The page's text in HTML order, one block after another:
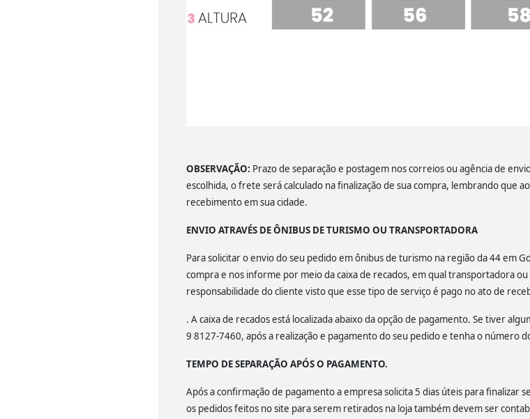
OBSERVAÇÃO: Prazo de separação e postagem nos correios ou agência de
escolhida, o frete será calculado na finalização de sua compra, lembrando
recebimento em sua cidade.
ENVIO ATRAVÉS DE ÔNIBUS DE TURISMO OU TRANSPORTADORA
Para solicitar o envio do seu pedido em ônibus de turismo na região da 44 em
compra e nos informe por meio da caixa de recados, em qual transportadora
responsabilidade do cliente visto que esse tipo de serviço é pago no ato de
. A caixa de recados está localizada abaixo da opção de pagamento. Se tiver
9 8127-7460, após a realização e pagamento do seu pedido e tenha o número
TEMPO DE SEPARAÇÃO APÓS O PAGAMENTO.
Após a confirmação de pagamento a empresa solicita 5 dias úteis para
os pedidos feitos no site para serem retirados na loja também devem ser